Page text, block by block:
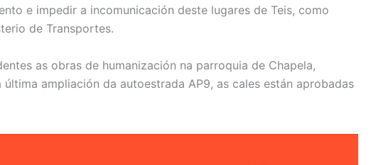
e impedir a incomunicación deste lugares de Teis, como
de Transportes.
as obras de humanización na parroquia de Chapela,
ampliación da autoestrada AP9, as cales están aprobadas